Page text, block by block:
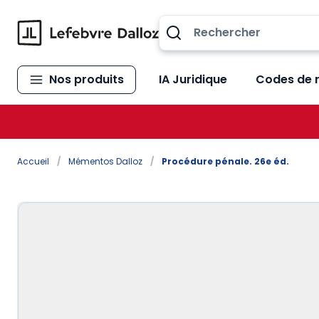
Nos produits IA Juridique Codes de
Accueil / Mémentos Dalloz / Procédure pénale. 26e éd.